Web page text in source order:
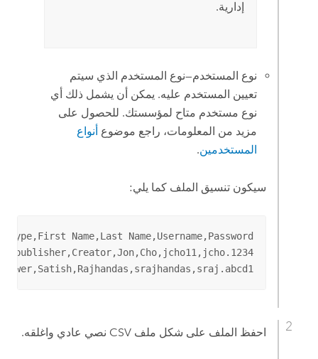
إدارية.
نوع المستخدم—نوع المستخدم الذي سيتم
تعيين المستخدم عليه. يمكن أن يشمل ذلك أي
نوع مستخدم متاح لمؤسستك. للحصول على
مزيد من المعلومات، راجع موضوع أنواع
المستخدمين.
سيكون تنسيق الملف كما يلي:
احفظ الملف على شكل ملف CSV نصي عادي واغلقه.